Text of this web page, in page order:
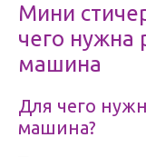
Мини
чего нужна
машина
Для чего
машина?